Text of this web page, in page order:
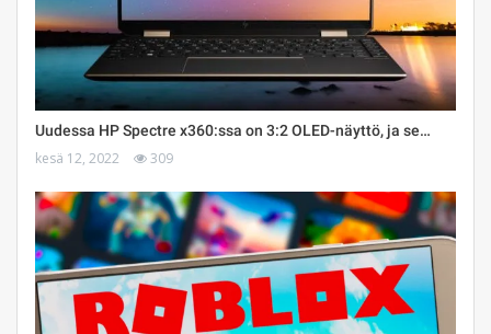
Uudessa HP Spectre x360:ssa on 3:2 OLED-näyttö, ja se…
kesä 12, 2022 309